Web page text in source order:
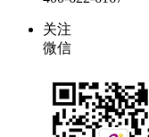
关注
微信